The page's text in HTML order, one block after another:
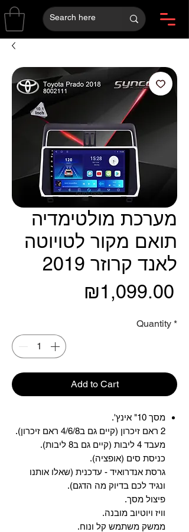
מערכת מולטימדיה
תואם מקור לטויוטה
לאנד קרוזר 2019
₪1,099.00
Quantity *
Add to Cart
מסך 10" אינץ'.
2 ראם זיכרון (קיים גם ב4/6/8 ראם זיכרון).
מעבד 4 ליבות (קיים גם ב8 ליבות).
כניסת סים (אופציה).
גרסת אנדרואיד - עדכנית (שאלו אותנו
ונגיד לכם בדיוק מה הדגם).
פיצול מסך.
וויז ויוטיוב מובנה.
ממשק משתמש קל ונוח.